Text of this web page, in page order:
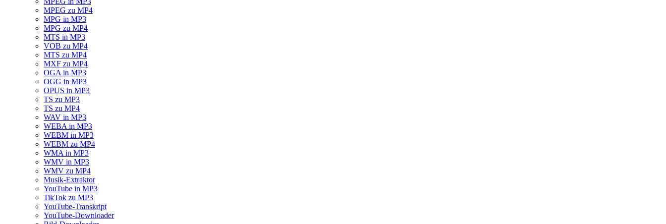
MPEG zu MP4
MPG in MP3
MPG zu MP4
MTS in MP3
VOB zu MP4
MTS zu MP4
MXF zu MP4
OGA in MP3
OGG in MP3
OPUS in MP3
TS zu MP3
TS zu MP4
WAV in MP3
WEBA in MP3
WEBM in MP3
WEBM zu MP4
WMA in MP3
WMV in MP3
WMV zu MP4
Musik-Extraktor
YouTube in MP3
TikTok zu MP3
YouTube-Transkript
YouTube-Downloader